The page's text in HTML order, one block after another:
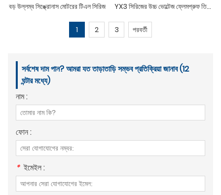
বড় উল্লম্ব সিঙ্ক্রোনাস মোটরের টিএল সিরিজ YX3 সিরিজের উচ্চ ভোল্টেজ ফ্লেমপ্রুফ তিন-ফেজ অ্যাসিঙ্ক্রোনাস মোটর (H355-H630)
1 2 3 পরবর্তী
সর্বশেষ দাম পান? আমরা যত তাড়াতাড়ি সম্ভব প্রতিক্রিয়া জানাব (12
ঘন্টার মধ্যে)
নাম :
ফোন :
* ইমেইল :